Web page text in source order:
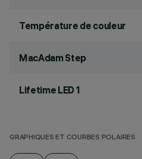
Température de couleur
MacAdam Step
Lifetime LED 1
GRAPHIQUES ET COURBES POLAIRES